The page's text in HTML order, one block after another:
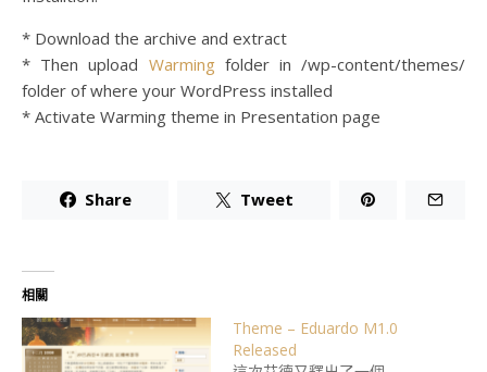
* Download the archive and extract
* Then upload Warmingfolder in /wp-content/themes/
folder of where your WordPress installed
* Activate Warming theme in Presentation page
Share Tweet
相關
Theme – Eduardo M1.0
Released